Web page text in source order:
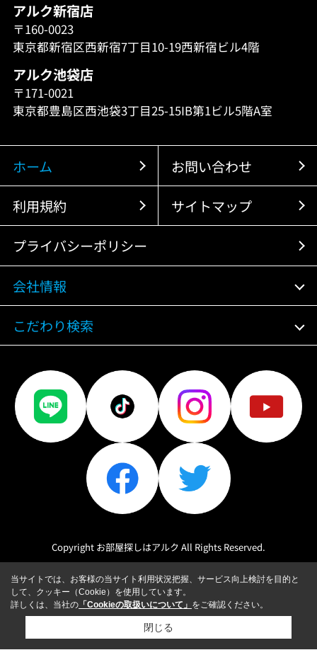
アルク新宿店
〒160-0023
東京都新宿区西新宿7丁目10-19西新宿ビル4階
アルク池袋店
〒171-0021
東京都豊島区西池袋3丁目25-15IB第1ビル5階A室
ホーム お問い合わせ
利用規約 サイトマップ
プライバシーポリシー
会社情報
こだわり検索
Copyright お部屋探しはアルク All Rights Reserved.
当サイトでは、お客様の当サイト利用状況把握、サービス向上検討を目的と
して、クッキー（Cookie）を使用しています。
詳しくは、当社の 「Cookieの取扱いについて」 をご確認ください。
閉じる